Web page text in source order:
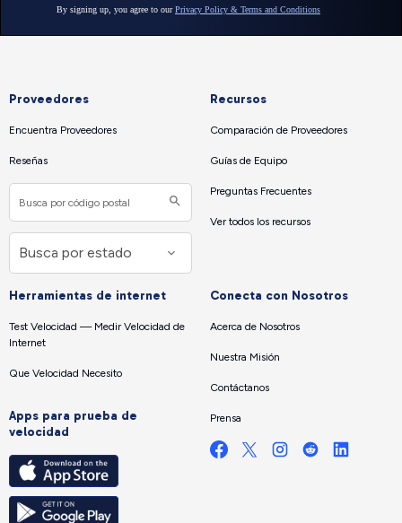
Proveedores
Encuentra Proveedores
Reseñas
Recursos
Comparación de Proveedores
Guías de Equipo
Preguntas Frecuentes
Ver todos los recursos
Herramientas de internet
Test Velocidad — Medir Velocidad de
Internet
Que Velocidad Necesito
Apps para prueba de
velocidad
Conecta con Nosotros
Acerca de Nosotros
Nuestra Misión
Contáctanos
Prensa